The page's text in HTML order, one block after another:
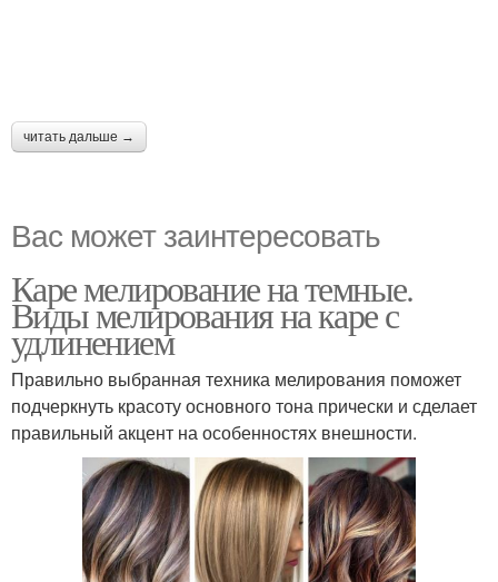
читать дальше →
Вас может заинтересовать
Каре мелирование на темные.
Виды мелирования на каре с
удлинением
Правильно выбранная техника мелирования поможет
подчеркнуть красоту основного тона прически и сделает
правильный акцент на особенностях внешности.